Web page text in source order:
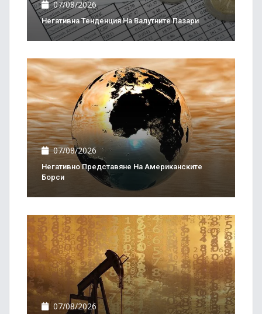
07/08/2026
Негативна Тенденция На Валутните Пазари
07/08/2026
Негативно Представяне На Американските
Борси
07/08/2026